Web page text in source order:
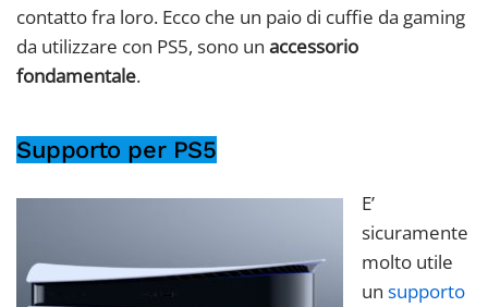
contatto fra loro. Ecco che un paio di cuffie da gaming
da utilizzare con PS5, sono un accessorio
fondamentale.
Supporto per PS5
E’
sicuramente
molto utile
un supporto